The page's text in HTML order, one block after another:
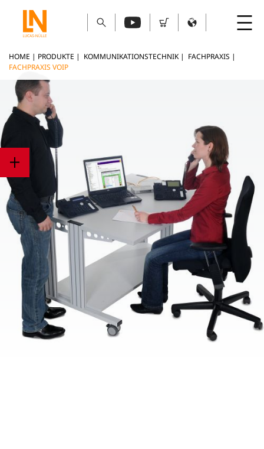
HOME | PRODUKTE | KOMMUNIKATIONSTECHNIK | FACHPRAXIS |
FACHPRAXIS VOIP